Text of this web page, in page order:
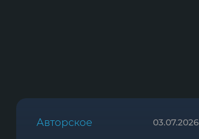
Авторское 03.07.2026